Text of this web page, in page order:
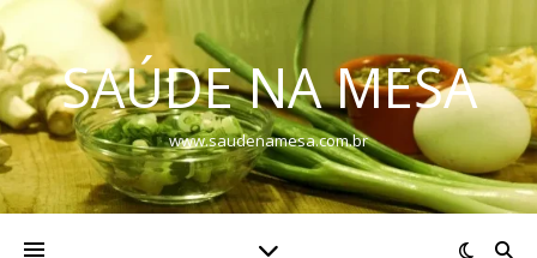
SAÚDE NA MESA
www.saudenamesa.com.br